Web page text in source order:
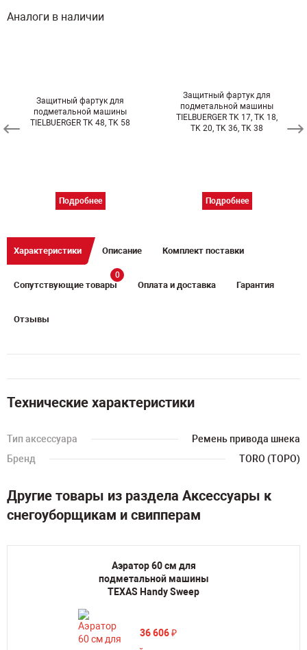
Аналоги в наличии
Защитный фартук для
подметальной машины
TIELBUERGER TK 48, TK 58
Подробнее
Защитный фартук для
подметальной машины
TIELBUERGER TK 17, TK 18,
TK 20, TK 36, TK 38
Подробнее
Характеристики Описание Комплект поставки
Сопутствующие товары
0
Оплата и доставка Гарантия
Отзывы
Технические характеристики
Тип аксессуара
Ремень привода шнека
Бренд
TORO (ТОРО)
Другие товары из раздела Аксессуары к
снегоуборщикам и свипперам
Аэратор 60 см для
подметальной машины
TEXAS Handу Sweep
36 606₽